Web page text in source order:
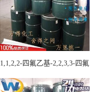
1,1,2,2-四氟乙基-2,2,3,3-四氟